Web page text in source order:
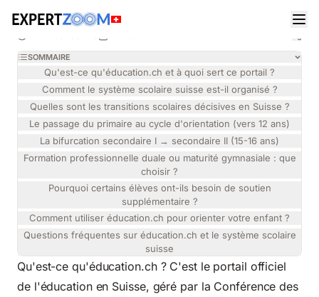
Éducation.ch : naviguer dans le système scolaire
suisse
Sophie ReyAIDE AUX DEVOIRS
SOMMAIRE
Qu'est-ce qu'éducation.ch et à quoi sert ce portail ?
Comment le système scolaire suisse est-il organisé ?
Quelles sont les transitions scolaires décisives en Suisse ?
Le passage du primaire au cycle d'orientation (vers 12 ans)
La bifurcation secondaire I → secondaire II (15-16 ans)
Formation professionnelle duale ou maturité gymnasiale : que
choisir ?
Pourquoi certains élèves ont-ils besoin de soutien
supplémentaire ?
Comment utiliser éducation.ch pour orienter votre enfant ?
Questions fréquentes sur éducation.ch et le système scolaire
suisse
Qu'est-ce qu'éducation.ch ? C'est le portail officiel
de l'éducation en Suisse, géré par la Conférence des